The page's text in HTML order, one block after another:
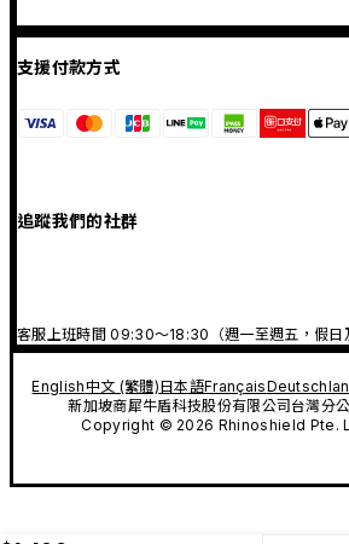
支援付款方式
追蹤我們的社群
客服上班時間 09:30～18:30（週一至週五，假日
English中文 (繁體)日本語Français
新加坡商犀牛盾科技股份有限公司台灣分
Copyright © 2026 Rhinoshield Pte.